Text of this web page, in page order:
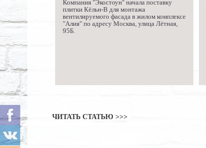
Компания "Экостоун" начала поставку
плитки Кёльн-В для монтажа
вентилируемого фасада в жилом комплексе
"Алия" по адресу Москва, улица Лётная,
95Б.
ЧИТАТЬ СТАТЬЮ >>>